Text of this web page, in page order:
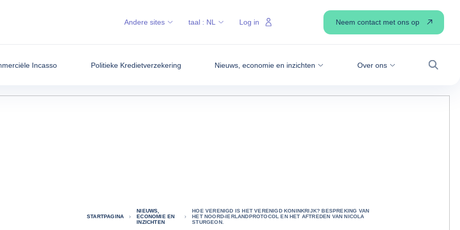
Incasso Politieke Kredietverzekering Nieuws, economie en inzichten Over ons
Zoek
Andere sites taal : NL Log in Neem contact met ons op
STARTPAGINA
NIEUWS,
ECONOMIE EN
INZICHTEN
HOE VERENIGD IS HET VERENIGD KONINKRIJK? BESPREKING VAN
HET NOORD-IERLANDPROTOCOL EN HET AFTREDEN VAN NICOLA
STURGEON.